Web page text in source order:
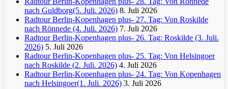
nach Guldborg(5. Juli. 2026) 8. Juli 2026
Radtour Berlin-Kopenhagen plus- 27. Tag: Von Roskilde
nach Rönnede (4. Juli. 2026) 7. Juli 2026
Radtour Berlin-Kopenhagen plus- 26. Tag: Roskilde (3. Juli.
2026) 5. Juli 2026
Radtour Berlin-Kopenhagen plus- 25. Tag: Von Helsingoer
nach Roskilde (2. Juli. 2026) 4. Juli 2026
Radtour Berlin-Kopenhagen plus- 24. Tag: Von Kopenhagen
nach Helsingoer(1. Juli. 2026) 3. Juli 2026